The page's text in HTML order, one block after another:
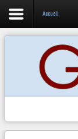
Accueil